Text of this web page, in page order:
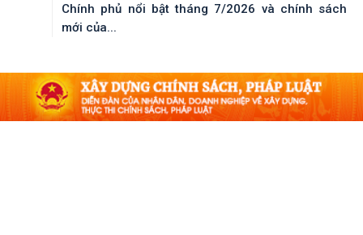
Chính phủ nổi bật tháng 7/2026 và chính sách
mới của...